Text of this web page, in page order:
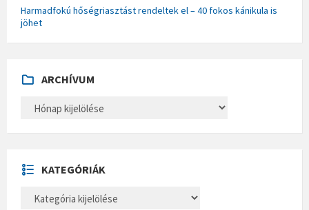
Harmadfokú hőségriasztást rendeltek el – 40 fokos kánikula is
jöhet
ARCHÍVUM
H
U
M
KATEGÓRIÁK